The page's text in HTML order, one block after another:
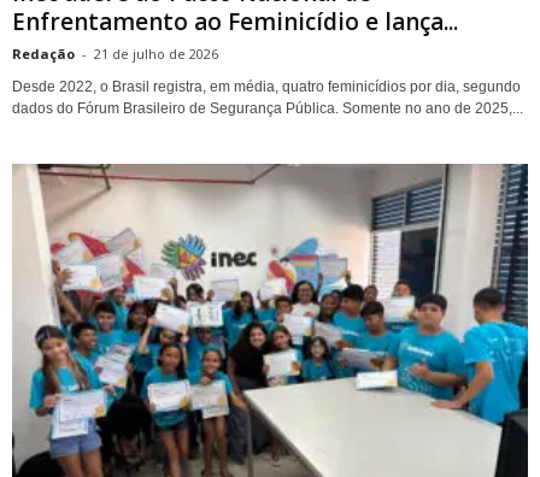
Enfrentamento ao Feminicídio e lança...
Redação - 21 de julho de 2026
Desde 2022, o Brasil registra, em média, quatro feminicídios por dia, segundo
dados do Fórum Brasileiro de Segurança Pública. Somente no ano de 2025,...